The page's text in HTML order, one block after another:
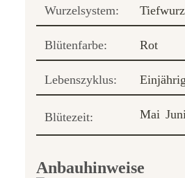
Wurzelsystem:
Blütenfarbe: Rot
Lebenszyklus: Einjährig
Blütezeit: Mai
Anbauhinweise